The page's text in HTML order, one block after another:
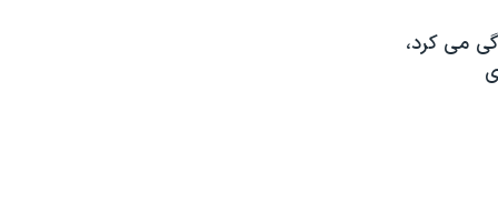
از کشور زندگی می کرد،